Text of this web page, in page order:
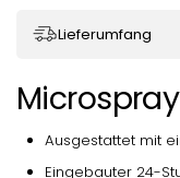
Lieferumfang
Ausgestattet mit
Eingebauter 24-